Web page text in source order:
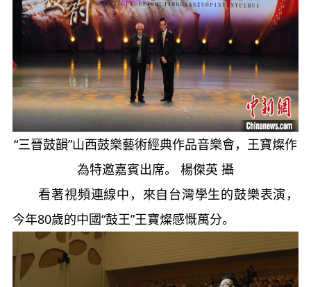
“三晉鼓韻”山西鼓樂藝術經典作品音樂會，王寶燦作
為特邀嘉賓出席。 楊傑英 攝
看著視頻連線中，來自台灣學生的鼓樂表演，
今年80歲的中國“鼓王”王寶燦感慨萬分。